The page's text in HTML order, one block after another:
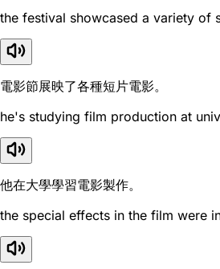
the festival showcased a variety of
電影節展映了各種短片電影。
he's studying film production at
他在大學學習電影製作。
the special effects in the film were